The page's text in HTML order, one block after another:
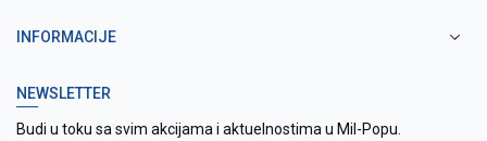
INFORMACIJE
NEWSLETTER
Budi u toku sa svim akcijama i aktuelnostima u Mil-Popu.